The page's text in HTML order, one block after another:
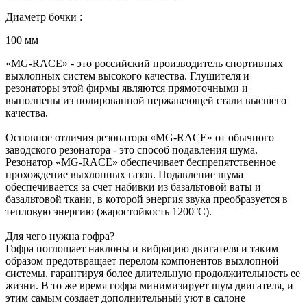
Диаметр бочки :
100 мм
«MG-RACE» - это российский производитель спортивных
выхлопных систем высокого качества. Глушителя и
резонаторы этой фирмы являются прямоточными и
выполнены из полированной нержавеющей стали высшего
качества.
Основное отличия резонатора «MG-RACE» от обычного
заводского резонатора - это способ подавления шума.
Резонатор «MG-RACE» обеспечивает беспрепятственное
прохождение выхлопных газов. Подавление шума
обеспечивается за счет набивки из базальтовой ваты и
базальтовой ткани, в которой энергия звука преобразуется в
тепловую энергию (жаростойкость 1200°С).
Для чего нужна гофра?
Гофра поглощает наклоны и вибрацию двигателя и таким
образом предотвращает перелом компонентов выхлопной
системы, гарантируя более длительную продолжительность ее
жизни. В то же время гофра минимизирует шум двигателя, и
этим самым создает дополнительный уют в салоне